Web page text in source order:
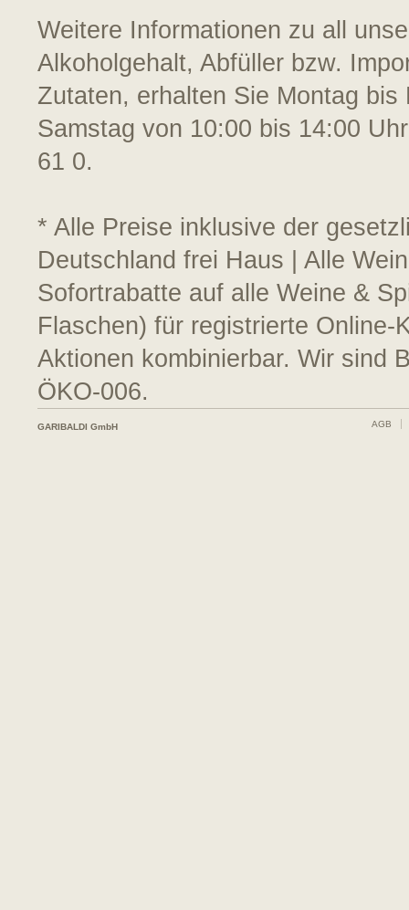
Weitere Informationen zu all
Alkoholgehalt, Abfüller bzw.
Zutaten, erhalten Sie Montag
Samstag von 10:00 bis 14:00
61 0.
* Alle Preise inklusive der
Deutschland frei Haus | Alle
Sofortrabatte auf alle Weine &
Flaschen) für registrierte
Aktionen kombinierbar. Wir sind
ÖKO-006.
GARIBALDI GmbH AGB